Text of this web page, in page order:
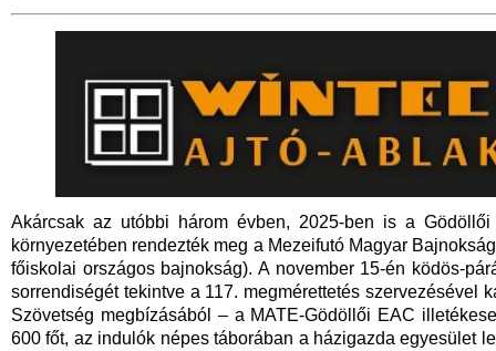
Akárcsak az utóbbi három évben, 2025-ben is a
környezetében rendezték meg a Mezeifutó Magyar
főiskolai országos bajnokság). A november 15-én ködös-
sorrendiségét tekintve a 117. megmérettetés szervezésével
Szövetség megbízásából – a MATE-Gödöllői EAC
600 főt, az indulók népes táborában a házigazda egyesület